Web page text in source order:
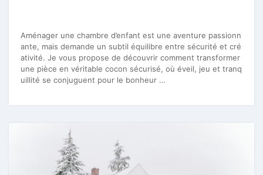
Aménager une chambre d’enfant est une aventure passionn
ante, mais demande un subtil équilibre entre sécurité et cré
ativité. Je vous propose de découvrir comment transformer
une pièce en véritable cocon sécurisé, où éveil, jeu et tranq
uillité se conjuguent pour le bonheur …